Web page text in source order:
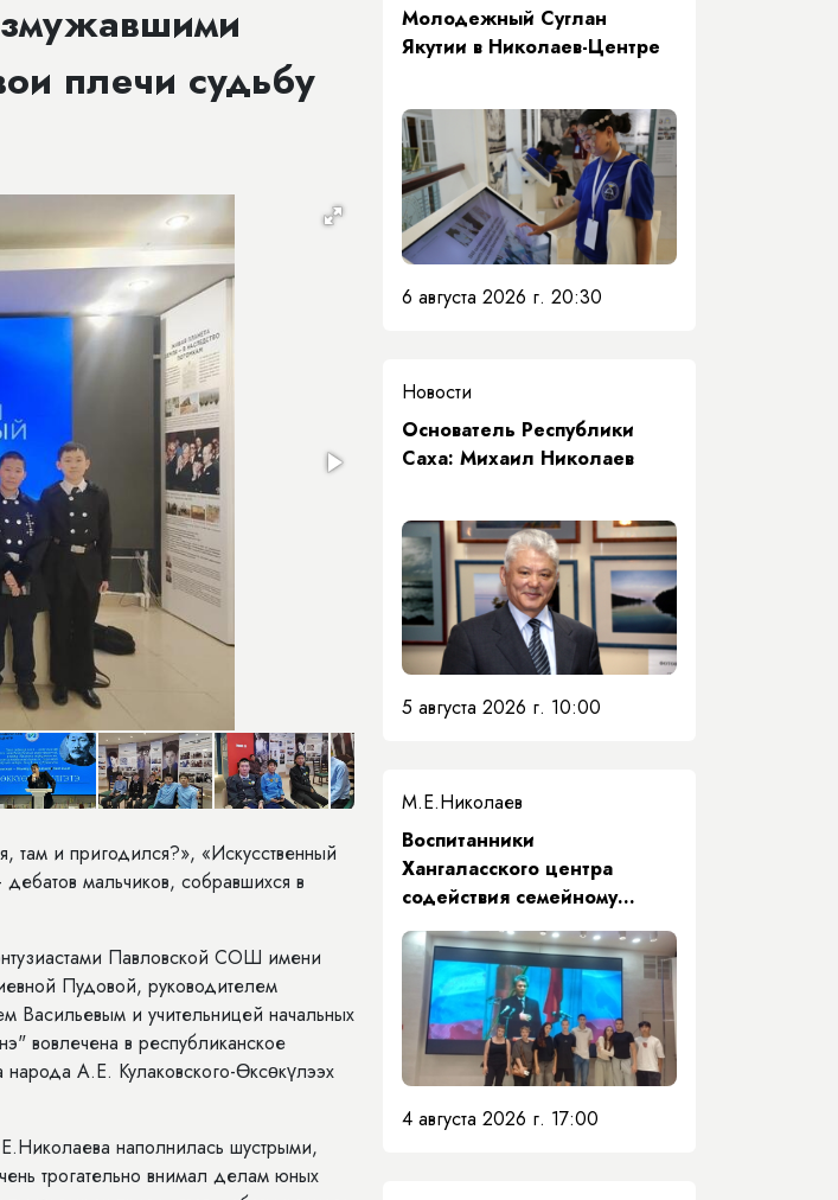
плечи судьбу
там и пригодился?», «Искусственный
мальчиков, собравшихся в
Павловской СОШ имени
Пудовой, руководителем
Васильевым и учительницей начальных
вовлечена в республиканское
А.Е. Кулаковского-Өксөкүлээх
наполнилась шустрыми,
трогательно внимал делам юных
Молодежный Суглан
Якутии в Николаев-Центре
6 августа 2026 г. 20:30
Новости
Основатель Республики
Саха: Михаил Николаев
5 августа 2026 г. 10:00
М.Е.Николаев
​Воспитанники
Хангаласского центра
содействия семейному
воспитанию почтили память
Первого Президента Якутии
4 августа 2026 г. 17:00